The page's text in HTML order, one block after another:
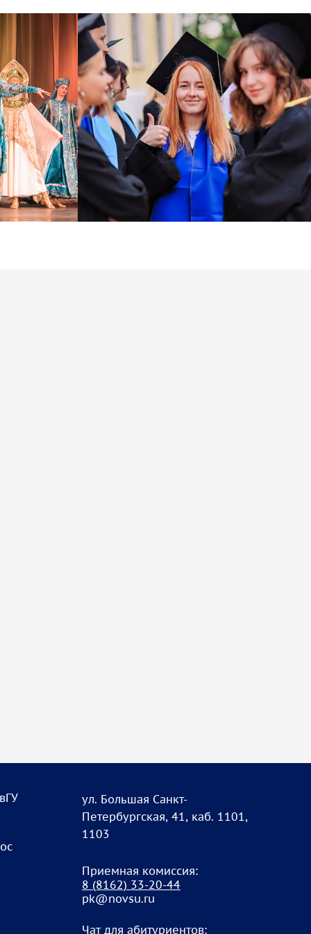
ул. Большая Санкт-
Петербургская, 41, каб. 1101,
1103
Приемная комиссия:
8 (8162) 33-20-44
pk@novsu.ru
Чат для абитуриентов: